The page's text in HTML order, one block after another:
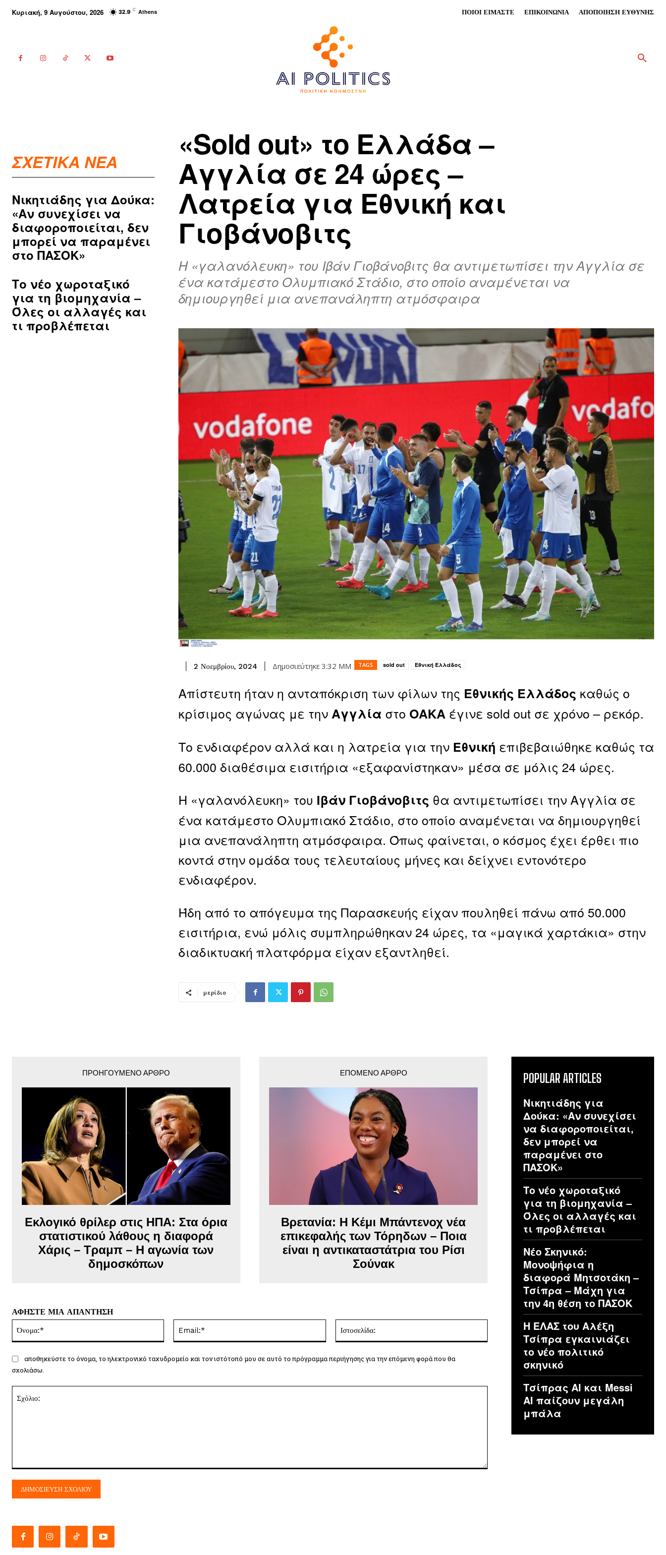
Κυριακή, 9 Αυγούστου, 2026 32.9 C Athens ΠΟΙΟΙ ΕΙΜΑΣΤΕ ΕΠΙΚΟΙΝΩΝΙΑ ΑΠΟΠΟΙΗΣΗ ΕΥΘΥΝΗΣ
ΣΧΕΤΙΚΑ ΝΕΑ
Νικητιάδης για Δούκα:
«Αν συνεχίσει να
διαφοροποιείται, δεν
μπορεί να παραμένει
στο ΠΑΣΟΚ»
Το νέο χωροταξικό
για τη βιομηχανία –
Όλες οι αλλαγές και
τι προβλέπεται
«Sold out» το Ελλάδα –
Αγγλία σε 24 ώρες –
Λατρεία για Εθνική και
Γιοβάνοβιτς
Η «γαλανόλευκη» του Ιβάν Γιοβάνοβιτς θα αντιμετωπίσει την Αγγλία σε
ένα κατάμεστο Ολυμπιακό Στάδιο, στο οποίο αναμένεται να
δημιουργηθεί μια ανεπανάληπτη ατμόσφαιρα
2 Νοεμβρίου, 2024 Δημοσιεύτηκε 3:32 ΜΜ TAGS sold out Εθνική Ελλάδος
Απίστευτη ήταν η ανταπόκριση των φίλων της Εθνικής Ελλάδος καθώς ο
κρίσιμος αγώνας με τηνΑγγλία στο ΟΑΚΑ έγινε sold out σε χρόνο – ρεκόρ.
Το ενδιαφέρον αλλά και η λατρεία για την Εθνική επιβεβαιώθηκε καθώς τα
60.000 διαθέσιμα εισιτήρια «εξαφανίστηκαν» μέσα σε μόλις 24 ώρες.
Η «γαλανόλευκη» του Ιβάν Γιοβάνοβιτς θα αντιμετωπίσει την Αγγλία σε
ένα κατάμεστο Ολυμπιακό Στάδιο, στο οποίο αναμένεται να δημιουργηθεί
μια ανεπανάληπτη ατμόσφαιρα. Όπως φαίνεται, ο κόσμος έχει έρθει πιο
κοντά στην ομάδα τους τελευταίους μήνες και δείχνει εντονότερο
ενδιαφέρον.
Ήδη από το απόγευμα της Παρασκευής είχαν πουληθεί πάνω από 50.000
εισιτήρια, ενώ μόλις συμπληρώθηκαν 24 ώρες, τα «μαγικά χαρτάκια» στην
διαδικτυακή πλατφόρμα είχαν εξαντληθεί.
μερίδιο
ΠΡΟΗΓΟΎΜΕΝΟ ΆΡΘΡΟ
Εκλογικό θρίλερ στις ΗΠΑ: Στα όρια
στατιστικού λάθους η διαφορά
Χάρις – Τραμπ – Η αγωνία των
δημοσκόπων
ΕΠΌΜΕΝΟ ΆΡΘΡΟ
Βρετανία: Η Κέμι Μπάντενοχ νέα
επικεφαλής των Τόρηδων – Ποια
είναι η αντικαταστάτρια του Ρίσι
Σούνακ
ΑΦΗΣΤΕ ΜΙΑ ΑΠΑΝΤΗΣΗ
Ιστοσελίδα:
αποθηκεύστε το όνομα, το ηλεκτρονικό ταχυδρομείο και τον ιστότοπό μου σε αυτό το πρόγραμμα περιήγησης για την επόμενη φορά που θα
σχολιάσω.
POPULAR ARTICLES
Νικητιάδης για
Δούκα: «Αν συνεχίσει
να διαφοροποιείται,
δεν μπορεί να
παραμένει στο
ΠΑΣΟΚ»
Το νέο χωροταξικό
για τη βιομηχανία –
Όλες οι αλλαγές και
τι προβλέπεται
Νέο Σκηνικό:
Μονοψήφια η
διαφορά Μητσοτάκη –
Τσίπρα – Μάχη για
την 4η θέση το ΠΑΣΟΚ
Η ΕΛΑΣ του Αλέξη
Τσίπρα εγκαινιάζει
το νέο πολιτικό
σκηνικό
Τσίπρας ΑΙ και Messi
AI παίζουν μεγάλη
μπάλα